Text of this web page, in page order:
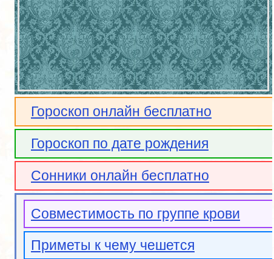
Гороскоп онлайн бесплатно
Гороскоп по дате рождения
Сонники онлайн бесплатно
Совместимость по группе крови
Приметы к чему чешется